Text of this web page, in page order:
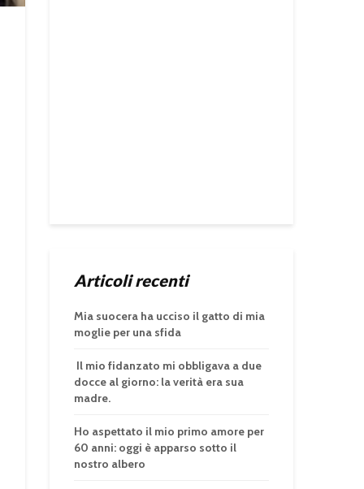
Articoli recenti
Mia suocera ha ucciso il gatto di mia
moglie per una sfida
Il mio fidanzato mi obbligava a due
docce al giorno: la verità era sua
madre.
Ho aspettato il mio primo amore per
60 anni: oggi è apparso sotto il
nostro albero